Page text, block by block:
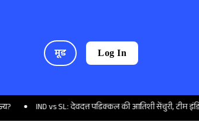
मूड Log In
IND vs SL: देवदत्त पडिक्कल की आतिशी सेंचुरी, टीम इंडिया की